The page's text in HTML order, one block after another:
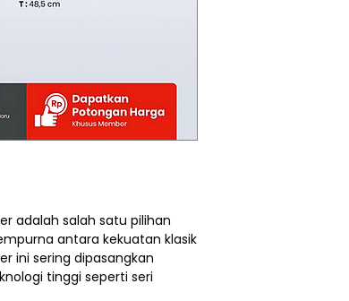
adalah salah satu pilihan
antara kekuatan klasik
ini sering dipasangkan
tinggi seperti seri